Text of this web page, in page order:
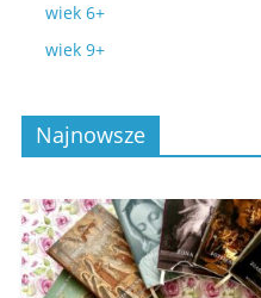
wiek 6+
wiek 9+
Najnowsze